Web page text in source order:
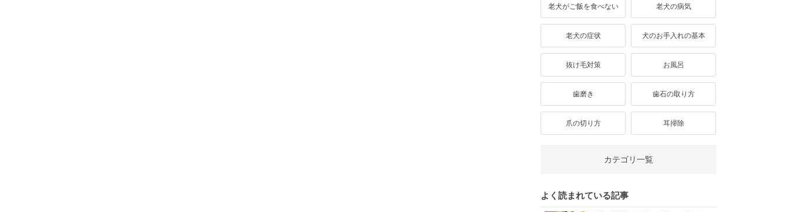
老犬がご飯を食べない 老犬の病気
老犬の症状 犬のお手入れの基本
抜け毛対策 お風呂
歯磨き 歯石の取り方
爪の切り方 耳掃除
カテゴリ一覧
よく読まれている記事